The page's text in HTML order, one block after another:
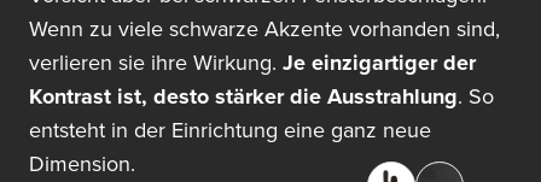
Wenn zu viele schwarze Akzente vorhanden sind,
verlieren sie ihre Wirkung. Je einzigartiger der
Kontrast ist, desto stärker die Ausstrahlung. So
entsteht in der Einrichtung eine ganz neue
Dimension.